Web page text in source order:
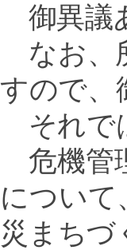
御異議
なお、
すので、
それで
危機管
について
災まちづ